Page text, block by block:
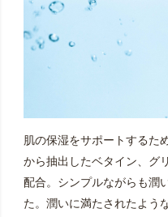
肌の保湿をサポートするた
から抽出したベタイン、グ
配合。シンプルながらも潤
た。潤いに満たされたよう